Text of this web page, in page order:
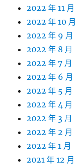
2022 年 11 月
2022 年 10 月
2022 年 9 月
2022 年 8 月
2022 年 7 月
2022 年 6 月
2022 年 5 月
2022 年 4 月
2022 年 3 月
2022 年 2 月
2022 年 1 月
2021 年 12 月